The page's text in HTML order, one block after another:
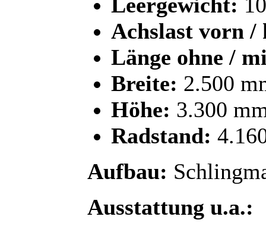
Achslast vorn /
Länge ohne /
Breite: 2.500
Höhe: 3.300
Radstand:
Aufbau:
Ausstattung u.a.: